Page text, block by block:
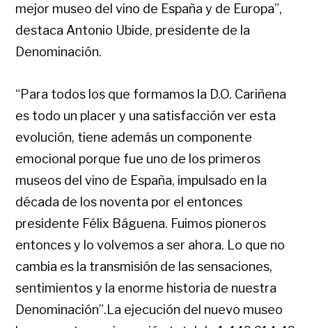
mejor museo del vino de España y de Europa”,
destaca Antonio Ubide, presidente de la
Denominación.
“Para todos los que formamos la D.O. Cariñena
es todo un placer y una satisfacción ver esta
evolución, tiene además un componente
emocional porque fue uno de los primeros
museos del vino de España, impulsado en la
década de los noventa por el entonces
presidente Félix Báguena. Fuimos pioneros
entonces y lo volvemos a ser ahora. Lo que no
cambia es la transmisión de las sensaciones,
sentimientos y la enorme historia de nuestra
Denominación”.La ejecución del nuevo museo